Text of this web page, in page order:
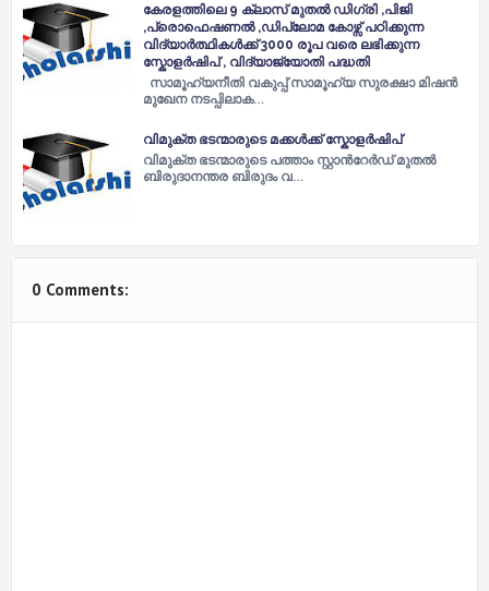
കേരളത്തിലെ 9 ക്ലാസ് മുതൽ ഡിഗ്രി ,പിജി
,പ്രൊഫെഷണൽ ,ഡിപ്ലോമ കോഴ്സ് പഠിക്കുന്ന
വിദ്യാർത്ഥികൾക്ക് 3000 രൂപ വരെ ലഭിക്കുന്ന
സ്കോളർഷിപ് , വിദ്യാജ്യോതി പദ്ധതി
സാമൂഹ്യനീതി വകുപ്പ് സാമൂഹ്യ സുരക്ഷാ മിഷന്‍
മുഖേന നടപ്പിലാക…
വിമുക്ത ഭടന്മാരുടെ മക്കൾക്ക് സ്കോളർഷിപ്
വിമുക്ത ഭടന്മാരുടെ പത്താം സ്റ്റാന്‍റേര്‍ഡ് മുതല്‍
ബിരുദാനന്തര ബിരുദം വ…
0 Comments: